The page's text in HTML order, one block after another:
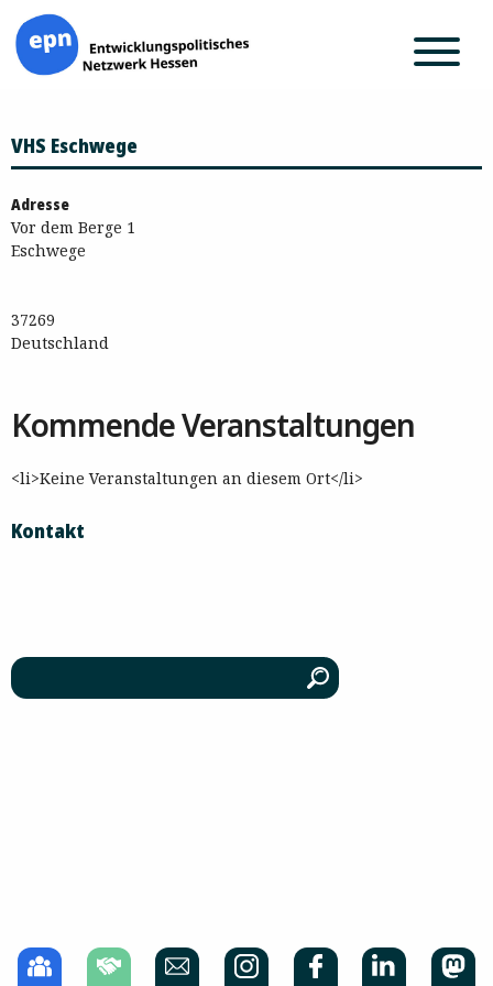
Inhalt
springen
VHS Eschwege
Adresse
Vor dem Berge 1
Eschwege
37269
Deutschland
Kommende Veranstaltungen
<li>Keine Veranstaltungen an diesem Ort</li>
Kontakt